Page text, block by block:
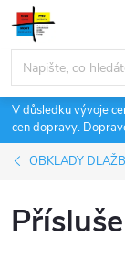
Přejít
obsah
V důsledku vývoje
cen dopravy.
OBKLADY